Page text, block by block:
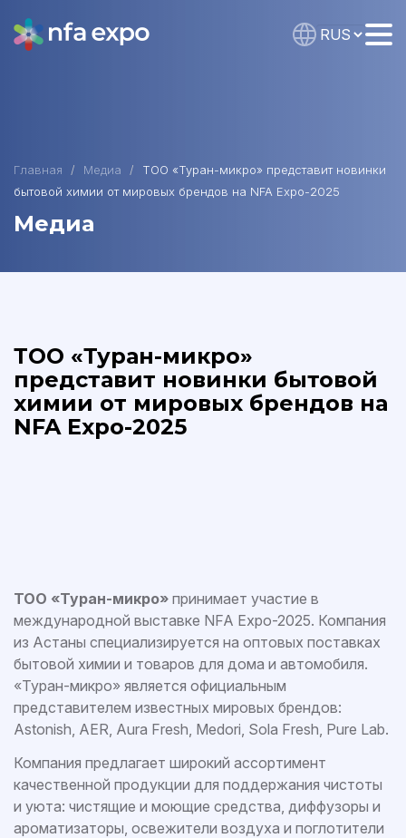
Главная Медиа
ТОО «Туран-микро» представит новинки
бытовой химии от мировых брендов на NFA Expo-2025
Медиа
ТОО «Туран-микро»
представит новинки бытовой
химии от мировых брендов на
NFA Expo-2025
ТОО «Туран-микро» принимает участие в
международной выставке NFA Expo-2025. Компания
из Астаны специализируется на оптовых поставках
бытовой химии и товаров для дома и автомобиля.
«Туран-микро» является официальным
представителем известных мировых брендов:
Astonish, AER, Aura Fresh, Medori, Sola Fresh, Pure Lab.
Компания предлагает широкий ассортимент
качественной продукции для поддержания чистоты
и уюта: чистящие и моющие средства, диффузоры и
ароматизаторы, освежители воздуха и поглотители